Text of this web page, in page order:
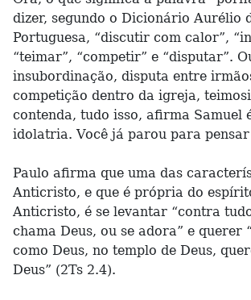
dizer, segundo o Dicionário Aurélio
Portuguesa, “discutir com calor”,
“teimar”, “competir” e “disputar”.
insubordinação, disputa entre
competição dentro da igreja,
contenda, tudo isso, afirma Samuel
idolatria. Você já parou para pensar
Paulo afirma que uma das
Anticristo, e que é própria do
Anticristo, é se levantar “contra
chama Deus, ou se adora” e querer
como Deus, no templo de Deus,
Deus” (2Ts 2.4).